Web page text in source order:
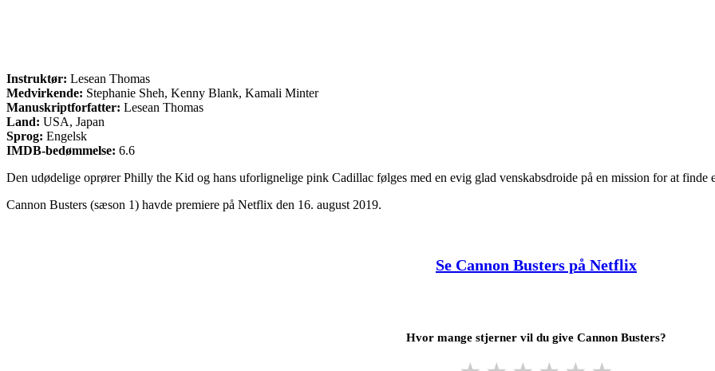
Instruktør: Lesean Thomas
Medvirkende: Stephanie Sheh, Kenny Blank, Kamali Minter
Manuskriptforfatter: Lesean Thomas
Land: USA, Japan
Sprog: Engelsk
IMDB-bedømmelse: 6.6
Den udødelige oprører Philly the Kid og hans uforlignelige pink Cadillac følges med en evig glad venskabsdroide på en mission for at finde
Cannon Busters (sæson 1) havde premiere på Netflix den 16. august 2019.
Se Cannon Busters på Netflix
Hvor mange stjerner vil du give Cannon Busters?